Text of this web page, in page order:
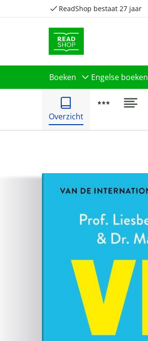
ReadShop bestaat 27 jaar
Boeken Engelse boeken
Overzicht